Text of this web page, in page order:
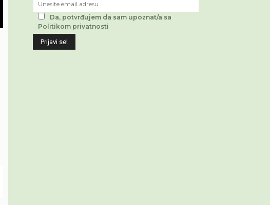
Da, potvrđujem da sam upoznat/a sa
Politikom privatnosti